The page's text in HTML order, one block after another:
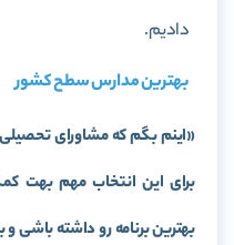
دادیم.
بهترین مدارس سطح کشور
«اینم بگم که مشاورای
برای این انتخاب مهم بهت
بهترین برنامه رو داشته باشی